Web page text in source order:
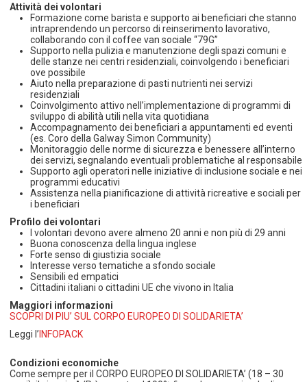
Attività dei volontari
Formazione come barista e supporto ai beneficiari che stanno
intraprendendo un percorso di reinserimento lavorativo,
collaborando con il coffee van sociale “79G”
Supporto nella pulizia e manutenzione degli spazi comuni e
delle stanze nei centri residenziali, coinvolgendo i beneficiari
ove possibile
Aiuto nella preparazione di pasti nutrienti nei servizi
residenziali
Coinvolgimento attivo nell’implementazione di programmi di
sviluppo di abilità utili nella vita quotidiana
Accompagnamento dei beneficiari a appuntamenti ed eventi
(es. Coro della Galway Simon Community)
Monitoraggio delle norme di sicurezza e benessere all’interno
dei servizi, segnalando eventuali problematiche al responsabile
Supporto agli operatori nelle iniziative di inclusione sociale e nei
programmi educativi
Assistenza nella pianificazione di attività ricreative e sociali per
i beneficiari
Profilo dei volontari
I volontari devono avere almeno 20 anni e non più di 29 anni
Buona conoscenza della lingua inglese
Forte senso di giustizia sociale
Interesse verso tematiche a sfondo sociale
Sensibili ed empatici
Cittadini italiani o cittadini UE che vivono in Italia
Maggiori informazioni
SCOPRI DI PIU’ SUL CORPO EUROPEO DI SOLIDARIETA’
Leggi l’INFOPACK
Condizioni economiche
Come sempre per il CORPO EUROPEO DI SOLIDARIETA’ (18 – 30